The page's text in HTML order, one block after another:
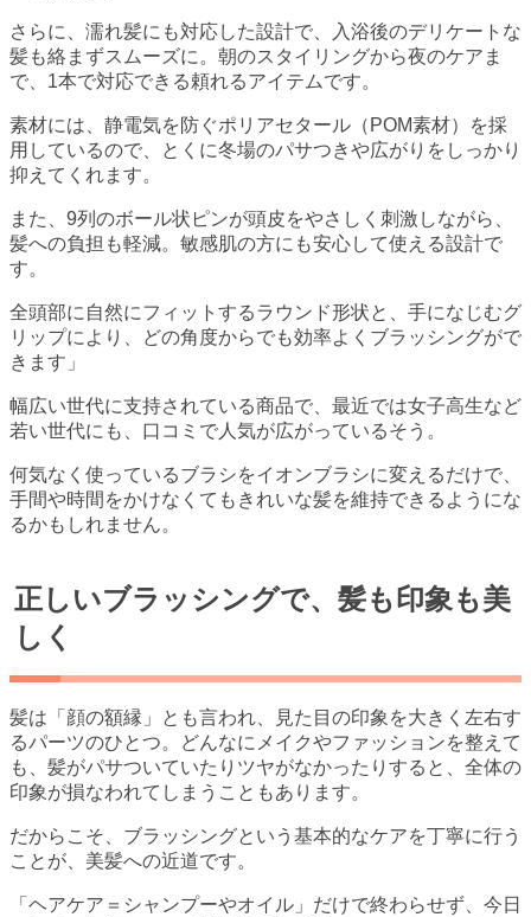
さらに、濡れ髪にも対応した設計で、入浴後のデリケートな
髪も絡まずスムーズに。朝のスタイリングから夜のケアま
で、1本で対応できる頼れるアイテムです。
素材には、静電気を防ぐポリアセタール（POM素材）を採
用しているので、とくに冬場のパサつきや広がりをしっかり
抑えてくれます。
また、9列のボール状ピンが頭皮をやさしく刺激しながら、
髪への負担も軽減。敏感肌の方にも安心して使える設計で
す。
全頭部に自然にフィットするラウンド形状と、手になじむグ
リップにより、どの角度からでも効率よくブラッシングがで
きます」
幅広い世代に支持されている商品で、最近では女子高生など
若い世代にも、口コミで人気が広がっているそう。
何気なく使っているブラシをイオンブラシに変えるだけで、
手間や時間をかけなくてもきれいな髪を維持できるようにな
るかもしれません。
正しいブラッシングで、髪も印象も美
しく
髪は「顔の額縁」とも言われ、見た目の印象を大きく左右す
るパーツのひとつ。どんなにメイクやファッションを整えて
も、髪がパサついていたりツヤがなかったりすると、全体の
印象が損なわれてしまうこともあります。
だからこそ、ブラッシングという基本的なケアを丁寧に行う
ことが、美髪への近道です。
「ヘアケア＝シャンプーやオイル」だけで終わらせず、今日